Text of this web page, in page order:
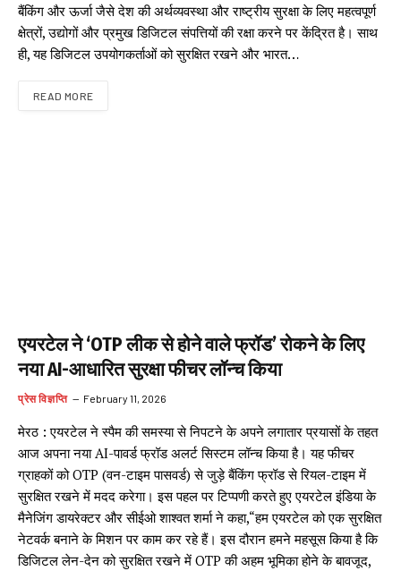
बैंकिंग और ऊर्जा जैसे देश की अर्थव्यवस्था और राष्ट्रीय सुरक्षा के लिए महत्वपूर्ण
क्षेत्रों, उद्योगों और प्रमुख डिजिटल संपत्तियों की रक्षा करने पर केंद्रित है। साथ
ही, यह डिजिटल उपयोगकर्ताओं को सुरक्षित रखने और भारत…
READ MORE
एयरटेल ने ‘OTP लीक से होने वाले फ्रॉड’ रोकने के लिए
नया AI-आधारित सुरक्षा फीचर लॉन्च किया
प्रेस विज्ञप्ति February 11, 2026
मेरठ : एयरटेल ने स्पैम की समस्या से निपटने के अपने लगातार प्रयासों के तहत
आज अपना नया AI-पावर्ड फ्रॉड अलर्ट सिस्टम लॉन्च किया है। यह फीचर
ग्राहकों को OTP (वन-टाइम पासवर्ड) से जुड़े बैंकिंग फ्रॉड से रियल-टाइम में
सुरक्षित रखने में मदद करेगा। इस पहल पर टिप्पणी करते हुए एयरटेल इंडिया के
मैनेजिंग डायरेक्टर और सीईओ शाश्वत शर्मा ने कहा,“हम एयरटेल को एक सुरक्षित
नेटवर्क बनाने के मिशन पर काम कर रहे हैं। इस दौरान हमने महसूस किया है कि
डिजिटल लेन-देन को सुरक्षित रखने में OTP की अहम भूमिका होने के बावजूद,